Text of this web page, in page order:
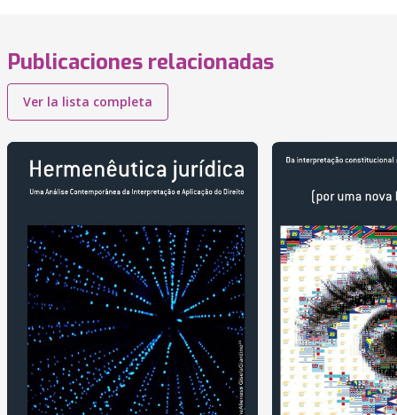
Publicaciones relacionadas
Ver la lista completa